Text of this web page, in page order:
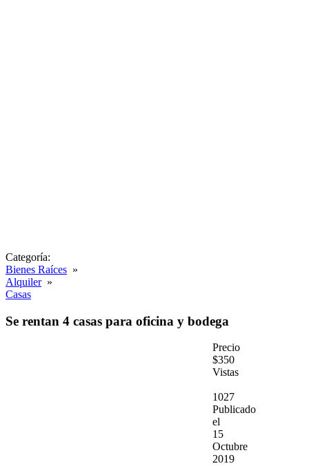
Categoría:
Bienes Raíces »
Alquiler»
Casas
Se rentan 4 casas para oficina y bodega
Precio
$350
Vistas
1027
Publicado
el
15
Octubre
2019